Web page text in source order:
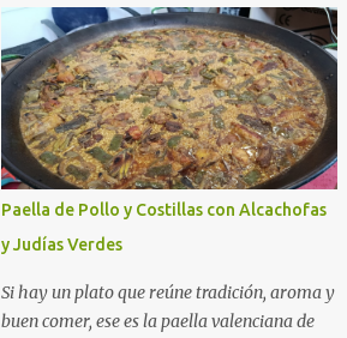
Paella de Pollo y Costillas con Alcachofas
y Judías Verdes
Si hay un plato que reúne tradición, aroma y
buen comer, ese es la paella valenciana de